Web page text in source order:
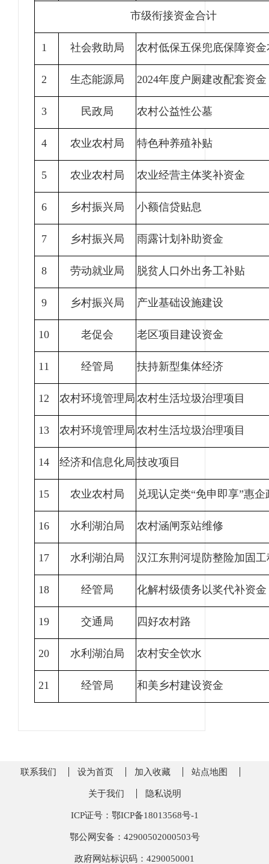
市级衔接资金合计
1 社会救助局 农村低保五保兜底保障资
2 生态能源局 2024年度户厕建改配套资金
3 民政局 农村公益性公墓
4 农业农村局 特色种养殖补贴
5 农业农村局 农业经营主体奖补资金
6 乡村振兴局 小额信贷贴息
7 乡村振兴局 雨露计划补助资金
8 劳动就业局 脱贫人口外出务工补贴
9 乡村振兴局 产业基础设施建设
10 老促会 老区项目建设资金
11 经管局 扶持新型集体经济
12 农村环境管理局 农村生活垃圾治理项目
13 农村环境管理局 农村生活垃圾治理项目
14 经济和信息化局 技改项目
15 农业农村局 兑现认定类“免申即享”惠企
16 水利湖泊局 农村涵闸泵站维修
17 水利湖泊局 汉江东荆河堤防整险加固
18 经管局 化解村级债务以奖代补资金
19 交通局 四好农村路
20 水利湖泊局 农村安全饮水
21 经管局 和美乡村建设资金
联系我们 设为首页 加入收藏 站点地图
关于我们 隐私说明
ICP证号：鄂ICP备18013568号-1
鄂公网安备：42900502000503号
政府网站标识码：4290050001